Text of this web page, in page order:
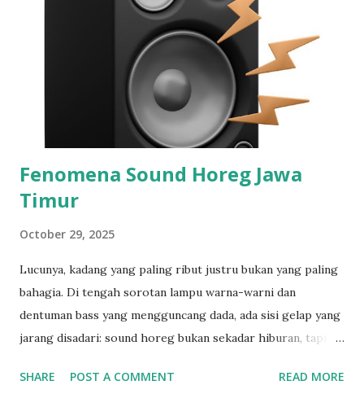
Yang demo 5.000 orang? 50.000 pun saya tidak gentar.
Rakyat yang Marah, Negara yang Goyah: Tanda-Tanda Krisis
Kepemimpinan di Daerah Kemarahan massal di Pati tidak
muncul dari ruang kosong. Ia adalah letupan dari
penumpukan frustrasi sosial dan politik. Rakyat merasa
ditipu oleh orang yang dulu mereka bantu naik. Seseorang
yang dulunya...
Fenomena Sound Horeg Jawa
Timur
October 29, 2025
Lucunya, kadang yang paling ribut justru bukan yang paling
bahagia. Di tengah sorotan lampu warna-warni dan
dentuman bass yang mengguncang dada, ada sisi gelap yang
jarang disadari: sound horeg bukan sekadar hiburan, tapi
lelah. Suara Bising, Jiwa yang Sunyi: Mengapa Sound Horeg
SHARE POST A COMMENT READ MORE